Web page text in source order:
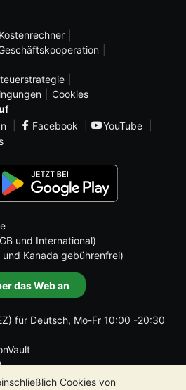
Cookies von
Kostenrechner
Cookies
Facebook
YouTube
und International)
und Kanada gebührenfrei)
das Web an
für Deutsch, Mo-Fr 10:00 -20:30